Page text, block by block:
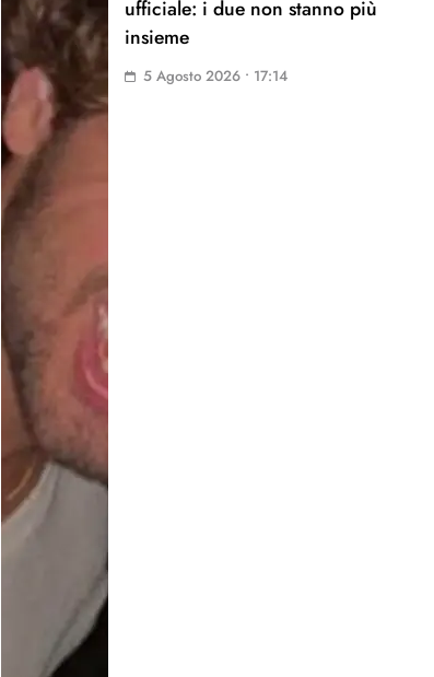
ufficiale: i due non stanno più
insieme
5 Agosto 2026 • 17:14